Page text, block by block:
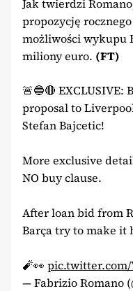
Jak twierdzi
propozycję
możliwości wykupu
miliony euro. (FT)
🚨🔵🔴
proposal to
Stefan Bajcetic!
More exclusive
NO buy clause.
After loan bid from
Barça try to make it
🧨👀 pic.twitter.com/
— Fabrizio Romano